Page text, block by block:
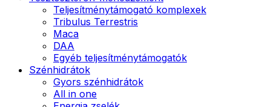
Teljesítménytámogató komplexek
Tribulus Terrestris
Maca
DAA
Egyéb teljesítménytámogatók
Szénhidrátok
Gyors szénhidrátok
All in one